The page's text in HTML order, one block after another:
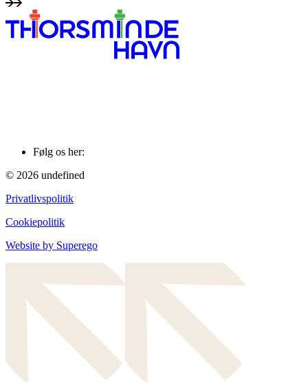
Følg os her:
© 2026 undefined
Privatlivspolitik
Cookiepolitik
Website by Superego